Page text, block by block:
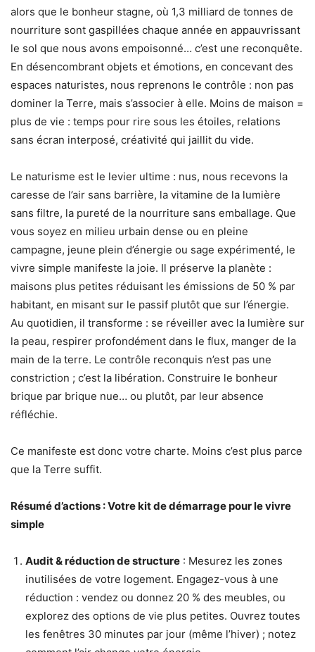
alors que le bonheur stagne, où 1,3 milliard de tonnes de
nourriture sont gaspillées chaque année en appauvrissant
le sol que nous avons empoisonné… c’est une reconquête.
En désencombrant objets et émotions, en concevant des
espaces naturistes, nous reprenons le contrôle : non pas
dominer la Terre, mais s’associer à elle. Moins de maison =
plus de vie : temps pour rire sous les étoiles, relations
sans écran interposé, créativité qui jaillit du vide.
Le naturisme est le levier ultime : nus, nous recevons la
caresse de l’air sans barrière, la vitamine de la lumière
sans filtre, la pureté de la nourriture sans emballage. Que
vous soyez en milieu urbain dense ou en pleine
campagne, jeune plein d’énergie ou sage expérimenté, le
vivre simple manifeste la joie. Il préserve la planète :
maisons plus petites réduisant les émissions de 50 % par
habitant, en misant sur le passif plutôt que sur l’énergie.
Au quotidien, il transforme : se réveiller avec la lumière sur
la peau, respirer profondément dans le flux, manger de la
main de la terre. Le contrôle reconquis n’est pas une
constriction ; c’est la libération. Construire le bonheur
brique par brique nue… ou plutôt, par leur absence
réfléchie.
Ce manifeste est donc votre charte. Moins c’est plus parce
que la Terre suffit.
Résumé d’actions : Votre kit de démarrage pour le vivre
simple
Audit & réduction de structure : Mesurez les zones
inutilisées de votre logement. Engagez-vous à une
réduction : vendez ou donnez 20 % des meubles, ou
explorez des options de vie plus petites. Ouvrez toutes
les fenêtres 30 minutes par jour (même l’hiver) ; notez